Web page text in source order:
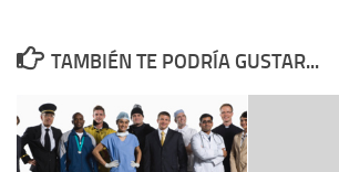
TAMBIÉN TE PODRÍA GUSTAR...